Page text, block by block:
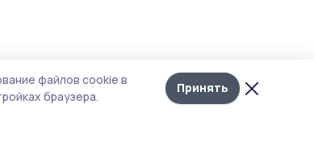
Лента
новостей
файлов cookie в
браузера.
Принять